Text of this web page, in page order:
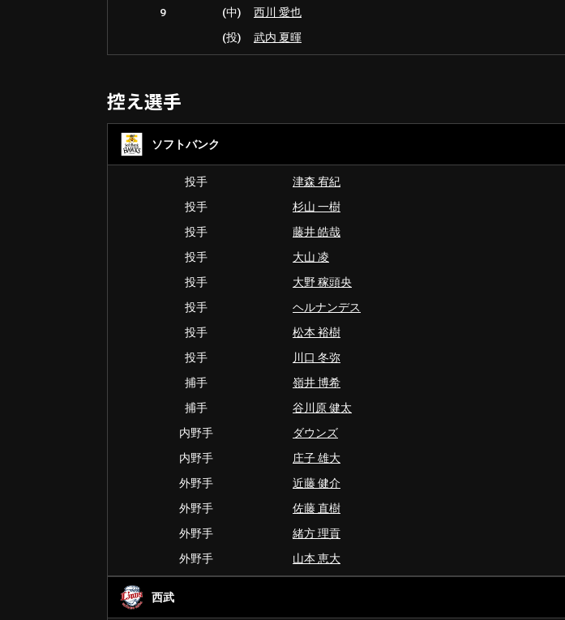
9
(中) 西川 愛也
(投)
武内 夏暉
控え選手
ソフトバンク
投手 津森 宥紀
投手
杉山 一樹
投手
藤井 皓哉
投手
大山 凌
投手
大野 稼頭央
投手
ヘルナンデス
投手
松本 裕樹
投手
川口 冬弥
捕手
嶺井 博希
捕手
谷川原 健太
内野手
ダウンズ
内野手
庄子 雄大
外野手
近藤 健介
外野手
佐藤 直樹
外野手
緒方 理貢
外野手
山本 恵大
西武